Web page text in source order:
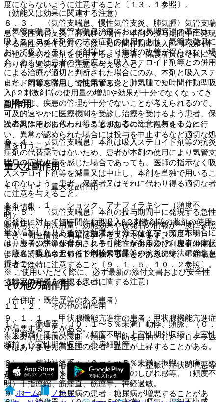
度にならないように注意すること〔１３．１参照〕。
８．３． 〈気管支喘息、慢性気管支炎、肺気腫〉気管支喘
息、慢性気管支炎、肺気腫の場合、本剤の投与期間中に発現
する急性の発作に対しては、短時間作動型吸入β２刺激剤等
の他の適切な薬剤を使用するよう患者、保護者又はそれに代
わり得る適切な者に注意を与えること。
また、気管支喘息、慢性気管支炎、肺気腫で短時間作動型吸
入β２刺激剤等の使用量の増加や効果が十分でなくなってき
た場合は、疾患の管理が十分でないことが考えられるので、
可及的速やかに医療機関を受診し治療を受けるよう患者、保
護者又はそれに代わり得る適切な者に注意を与えること。
８．４． 〈気管支喘息〉本剤は吸入ステロイド剤等の抗炎
症剤の代替薬ではないため、患者が本剤の使用により気管支
喘息の症状改善を感じた場合であっても、医師の指示なく吸
入ステロイド剤等を減量又は中止し、本剤を単独で用いるこ
とのないよう、患者、保護者又はそれに代わり得る適切な者
に注意を与えること。
８．５． 〈気管支喘息〉本剤の投与期間中に発現する急性
の発作に対して短時間作動型吸入β２刺激剤等の薬剤の使用
量が増加したりあるいは効果が十分でなくなってきた場合に
は、患者の生命が脅かされる可能性があるので、患者の症状
に応じて吸入ステロイド剤等の増量等の抗炎症療法の強化を
行うこと。
（特定の背景を有する患者に関する注意）
（合併症・既往歴等のある患者）
９．１．１． 甲状腺機能亢進症の患者：甲状腺機能亢進症
が増悪することがある。
９．１．２． 高血圧の患者：血圧が上昇することがある。
９．１．３． 心疾患の患者：動悸、不整脈、症状の増悪等
があらわれることがある。
９．１．４． 糖尿病の患者：糖尿病が増悪することがあ
（効能又は効果に関連する注意）
〈気管支喘息〉気管支喘息治療における長期管理の基本は、
吸入ステロイド剤等の抗炎症剤の使用であり、気管支喘息に
おいて吸入ステロイド剤等により症状の改善が得られない場
合、あるいは患者の重症度から吸入ステロイド剤等との併用
による治療が適切と判断された場合にのみ、本剤と吸入ステ
ロイド剤等を併用して使用すること。
副作用
次の副作用があらわれることがあるので、観察を十分に行
い、異常が認められた場合には投与を中止するなど適切な処
置を行うこと。
重大な副作用
１１．１． 重大な副作用
１１．１．１． ショック、アナフィラキシー（頻度不
明）。
１１．１．２． 重篤な血清カリウム値低下（頻度不明）：
キサンチン誘導体併用、ステロイド剤併用及び利尿剤併用に
より血清カリウム値低下増強することがあるので、重症喘息
患者では特に注意すること〔９．１．５、１０．２参照〕。
その他の副作用
１１．２． その他の副作用
１）． 循環器：（０．１〜５％未満）動悸、頻脈、（０．
１％未満）ほてり等、（頻度不明）上室性期外収縮・上室性
頻拍・心室性期外収縮・心房細動等。
２）． 精神神経系：（０．１〜５％未満）振戦、頭痛、め
まい、（０．１％未満）不眠、手足のしびれ感等、（頻度不
明）手指痙縮、筋痙直、筋痙攣、神経過敏。
薬剤情報
薬剤写真、用法用量、効能効果や後発品の情報が一度に参照
でき、関連情報へ簡単にアクセスができます。
一般名、製品名どちらでも検索可能！
※ ご使用いただく際に、必ず最新の添付文書および安全性
情報も併せてご確認下さい。
※本製品は疾病の診断・治療・予防を目的としたプログラム
ではありません。
ホーム
ノート